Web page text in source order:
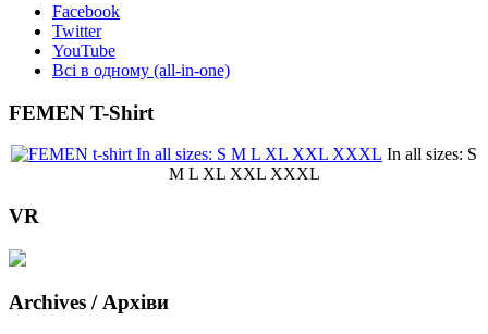
Facebook
Twitter
YouTube
Всі в одному (all-in-one)
FEMEN T-Shirt
In all sizes: S
M L XL XXL XXXL
VR
Archives / Архіви